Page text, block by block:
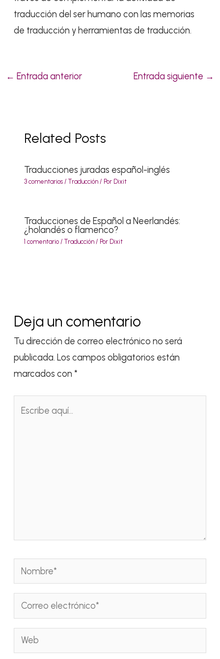
traducción del ser humano con las memorias
de traducción y herramientas de traducción.
← Entrada anterior Entrada siguiente →
Related Posts
Traducciones juradas español-inglés
3 comentarios / Traducción/ Por Dixit
Traducciones de Español a Neerlandés:
¿holandés o flamenco?
1 comentario / Traducción/ Por Dixit
Deja un comentario
Tu dirección de correo electrónico no será
publicada. Los campos obligatorios están
marcados con*
Nombre*
Correo
electrónico*
Web